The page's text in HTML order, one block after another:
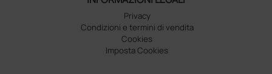
Privacy
Condizioni e termini di vendita
Cookies
Imposta Cookies